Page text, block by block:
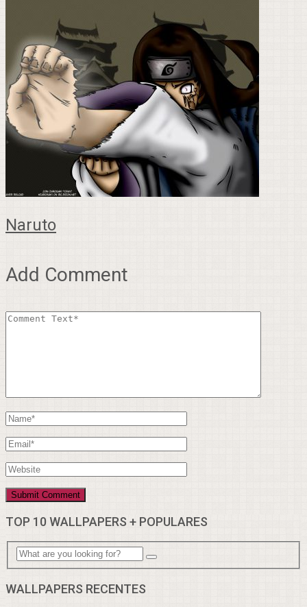
Naruto
Add Comment
TOP 10 WALLPAPERS + POPULARES
WALLPAPERS RECENTES